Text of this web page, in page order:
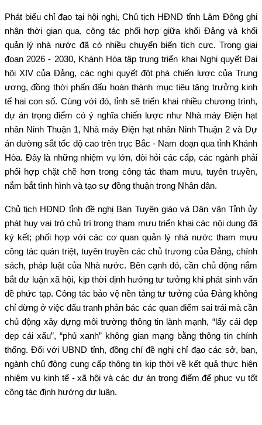
Phát biểu chỉ đạo tại hội nghị, Chủ tịch HĐND tỉnh Lâm Đông ghi
nhận thời gian qua, công tác phối hợp giữa khối Đảng và khối
quản lý nhà nước đã có nhiều chuyển biến tích cực. Trong giai
đoạn 2026 - 2030, Khánh Hòa tập trung triển khai Nghị quyết Đại
hội XIV của Đảng, các nghị quyết đột phá chiến lược của Trung
ương, đồng thời phấn đấu hoàn thành mục tiêu tăng trưởng kinh
tế hai con số. Cùng với đó, tỉnh sẽ triển khai nhiều chương trình,
dự án trọng điểm có ý nghĩa chiến lược như Nhà máy Điện hạt
nhân Ninh Thuận 1, Nhà máy Điện hạt nhân Ninh Thuận 2 và Dự
án đường sắt tốc độ cao trên trục Bắc - Nam đoạn qua tỉnh Khánh
Hòa. Đây là những nhiệm vụ lớn, đòi hỏi các cấp, các ngành phải
phối hợp chặt chẽ hơn trong công tác tham mưu, tuyên truyền,
nắm bắt tình hình và tạo sự đồng thuận trong Nhân dân.
Chủ tịch HĐND tỉnh đề nghị Ban Tuyên giáo và Dân vận Tỉnh ủy
phát huy vai trò chủ trì trong tham mưu triển khai các nội dung đã
ký kết; phối hợp với các cơ quan quản lý nhà nước tham mưu
công tác quán triệt, tuyên truyền các chủ trương của Đảng, chính
sách, pháp luật của Nhà nước. Bên cạnh đó, cần chủ động nắm
bắt dư luận xã hội, kịp thời định hướng tư tưởng khi phát sinh vấn
đề phức tạp. Công tác bảo vệ nền tảng tư tưởng của Đảng không
chỉ dừng ở việc đấu tranh phản bác các quan điểm sai trái mà cần
chủ động xây dựng môi trường thông tin lành mạnh, “lấy cái đẹp
dẹp cái xấu”, “phủ xanh” không gian mạng bằng thông tin chính
thống. Đối với UBND tỉnh, đồng chí đề nghị chỉ đạo các sở, ban,
ngành chủ động cung cấp thông tin kịp thời về kết quả thực hiện
nhiệm vụ kinh tế - xã hội và các dự án trọng điểm để phục vụ tốt
công tác định hướng dư luận.